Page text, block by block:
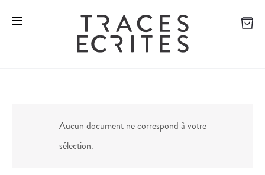
Aucun document ne correspond à votre
sélection.